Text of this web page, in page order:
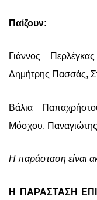
Παίζουν:
Γιάννος
Δημήτρης Πασσάς,
Βάλια
Μόσχου, Παναγιώτης
Η παράσταση είναι
Η ΠΑΡΑΣΤΑΣΗ